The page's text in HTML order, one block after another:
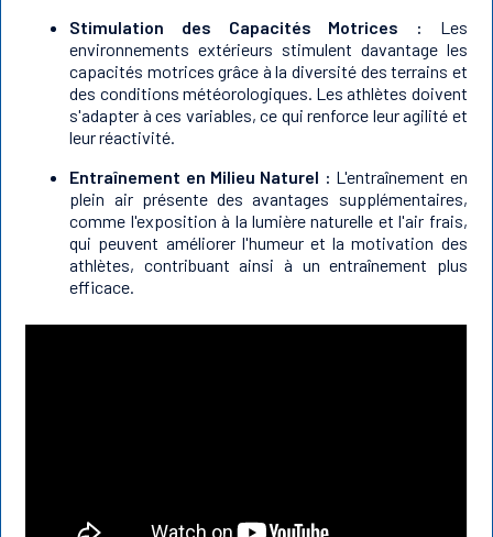
Stimulation des Capacités Motrices : Les
environnements extérieurs stimulent davantage les
capacités motrices grâce à la diversité des terrains et
des conditions météorologiques. Les athlètes doivent
s'adapter à ces variables, ce qui renforce leur agilité et
leur réactivité.
Entraînement en Milieu Naturel : L'entraînement en
plein air présente des avantages supplémentaires,
comme l'exposition à la lumière naturelle et l'air frais,
qui peuvent améliorer l'humeur et la motivation des
athlètes, contribuant ainsi à un entraînement plus
efficace.